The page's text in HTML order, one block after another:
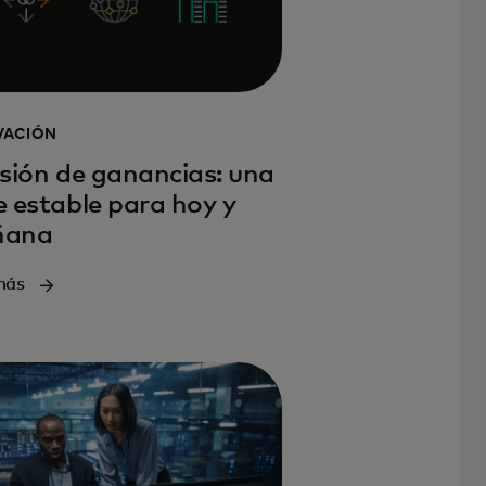
de ganancias: una
estable para hoy y